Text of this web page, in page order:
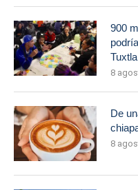
900
Tuxtla
8
De
8